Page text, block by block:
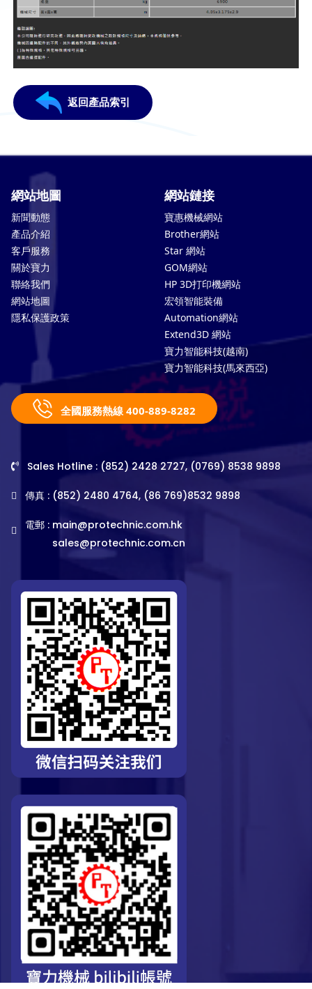
返回產品索引
網站地圖
新聞動態
產品介紹
客戶服務
關於寶力
聯絡我們
網站地圖
隱私保護政策
網站鏈接
寶惠機械網站
Brother網站
Star 網站
GOM網站
HP 3D打印機網站
宏領智能裝備
Automation網站
Extend3D 網站
寶力智能科技(越南)
寶力智能科技(馬來西亞)
全國服務熱線 400-889-8282
Sales Hotline : (852) 2428 2727, (0769) 8538 9898
傳真 : (852) 2480 4764, (86 769)8532 9898
電郵 : main@protechnic.com.hk
sales@protechnic.com.cn